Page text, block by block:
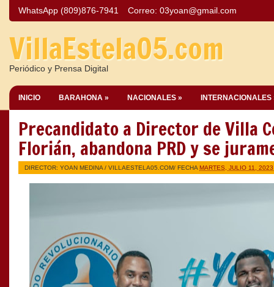
WhatsApp (809)876-7941 Correo: 03yoan@gmail.com
VillaEstela05.com
Periódico y Prensa Digital
INICIO BARAHONA » NACIONALES » INTERNACIONALES
Precandidato a Director de Villa
Florián, abandona PRD y se
DIRECTOR: YOAN MEDINA / VILLAESTELA05.COM/ FECHA MARTES, JULIO 11, 2023